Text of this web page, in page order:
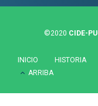
©2020 CIDE-
INICIO HISTORIA
ARRIBA